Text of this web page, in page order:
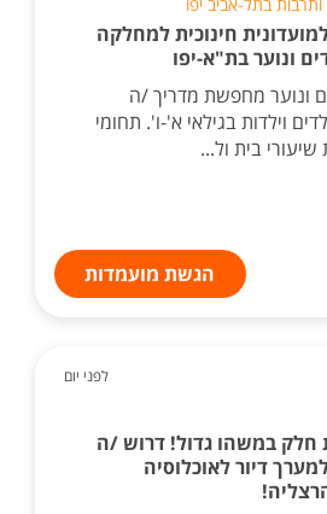
חינוכית למחלקה
ונוער בת"א-יפו
ונוער מחפשת מדריך /ה
וילדות בגילאי א'-ו'. תחומי
בית ול...
הגשת מועמדות
לפני יום
חלק במשהו גדול! דרוש /ה
דיור לאוכלוסיה